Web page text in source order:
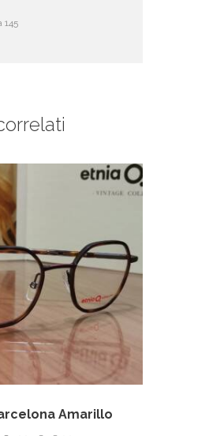
145
Amarillo